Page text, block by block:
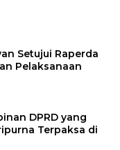
Setujui Raperda
Pelaksanaan
DPRD yang
Terpaksa di